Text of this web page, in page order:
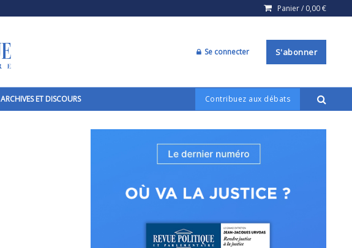
Panier / 0,00€
Se connecter S'abonner
ARCHIVES ET DISCOURS Contribuez aux débats